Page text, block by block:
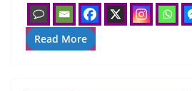
Read More